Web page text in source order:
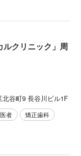
クリニック」周
北谷町9 長谷川ビル1F
者 矯正歯科